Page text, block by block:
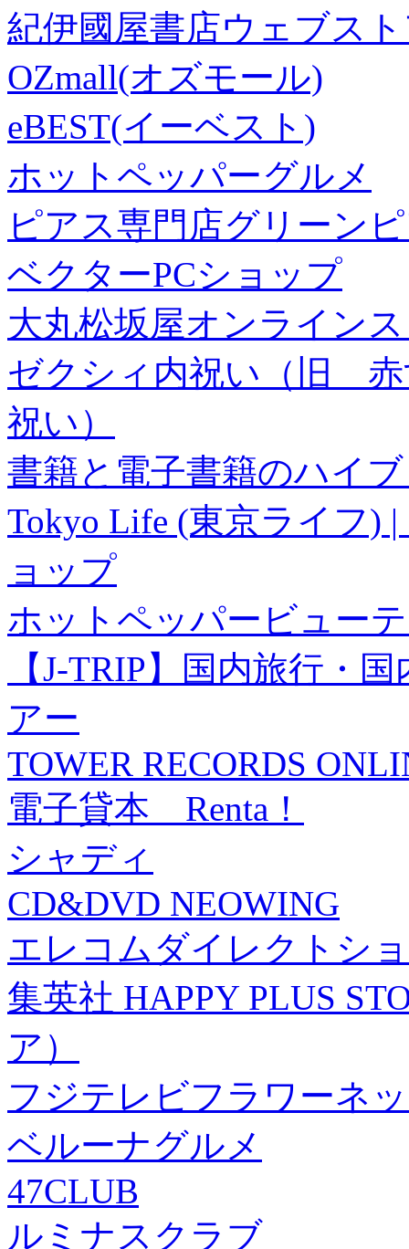
紀伊國屋書店ウェブス
OZmall(オズモール)
eBEST(イーベスト)
ホットペッパーグルメ
ピアス専門店グリーン
ベクターPCショップ
大丸松坂屋オンライン
ゼクシィ内祝い（旧 赤
祝い）
書籍と電子書籍のハイ
Tokyo Life (東京ライフ)
ョップ
ホットペッパービュー
【J-TRIP】国内旅行・
アー
TOWER RECORDS
電子貸本 Renta！
シャディ
CD&DVD NEOWING
エレコムダイレクトシ
集英社 HAPPY PLUS
ア）
フジテレビフラワーネ
ベルーナグルメ
47CLUB
ルミナスクラブ